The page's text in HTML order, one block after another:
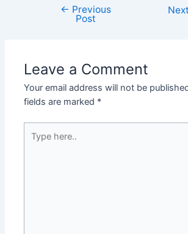
← Previous
Post
Leave a Comment
Your email address will not be
fields are marked *
here..